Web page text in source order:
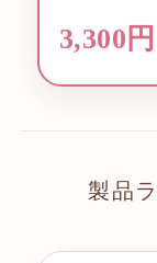
3,300
製品